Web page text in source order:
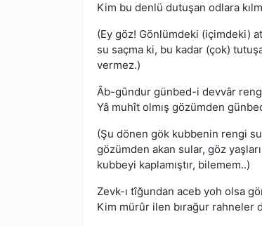
Kim bu denlü dutuşan odlara
(Ey göz! Gönlümdeki (içimdeki)
su saçma ki, bu kadar (çok)
vermez.)
Âb-gûndur günbed-i devvâr
Yâ muhît olmış gözümden
(Şu dönen gök kubbenin rengi
gözümden akan sular, göz
kubbeyi kaplamıştır, bilemem..)
Zevk-ı tîğundan aceb yoh olsa
Kim mürûr ilen bırağur rahneler